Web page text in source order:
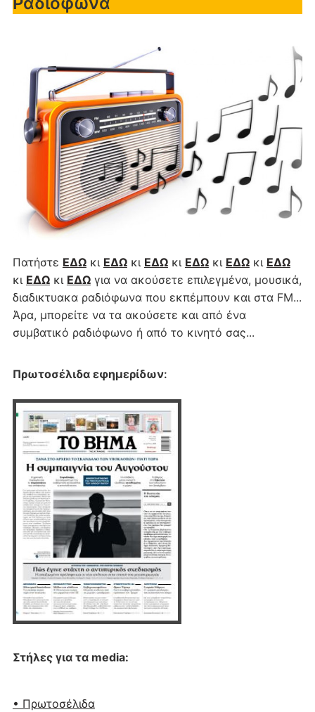
Πατήστε ΕΔΩκι ΕΔΩκι ΕΔΩκι ΕΔΩκι ΕΔΩκι ΕΔΩ
κι ΕΔΩκι ΕΔΩγια να ακούσετε επιλεγμένα, μουσικά,
διαδικτυακα ραδιόφωνα που εκπέμπουν και στα FM...
Άρα, μπορείτε να τα ακούσετε και από ένα
συμβατικό ραδιόφωνο ή από το κινητό σας...
Πρωτοσέλιδα εφημερίδων:
Στήλες για τα media:
• Πρωτοσέλιδα